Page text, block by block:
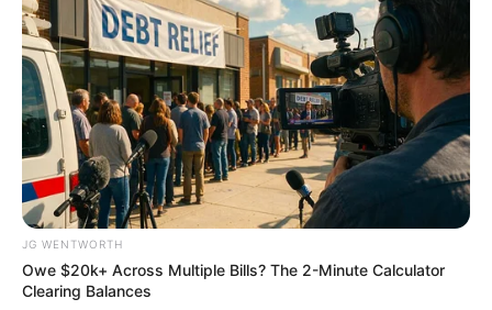
ดูดวง
วันที่ 1 ส.ค. 2569 วันคล้ายวันสำเร็จ
มรรคผลพระโพธิสัตว์กวนอิม
สีมงคล
JG WENTWORTH
Owe $20k+ Across Multiple Bills? The 2-Minute Calculator
Clearing Balances